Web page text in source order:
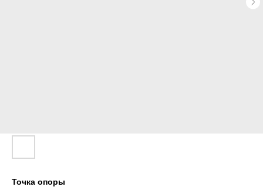
Точка опоры